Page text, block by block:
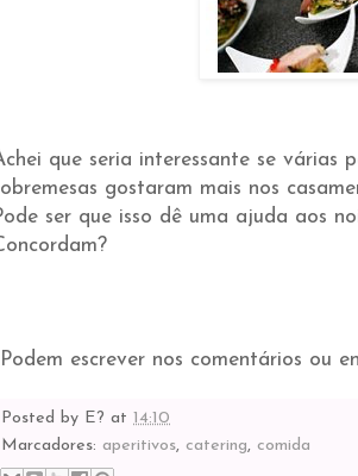
que seria interessante se várias
gostaram mais nos
ser que isso dê uma ajuda aos
escrever nos comentários ou
Posted by E? at 14:10
Marcadores: aperitivos, catering, comida